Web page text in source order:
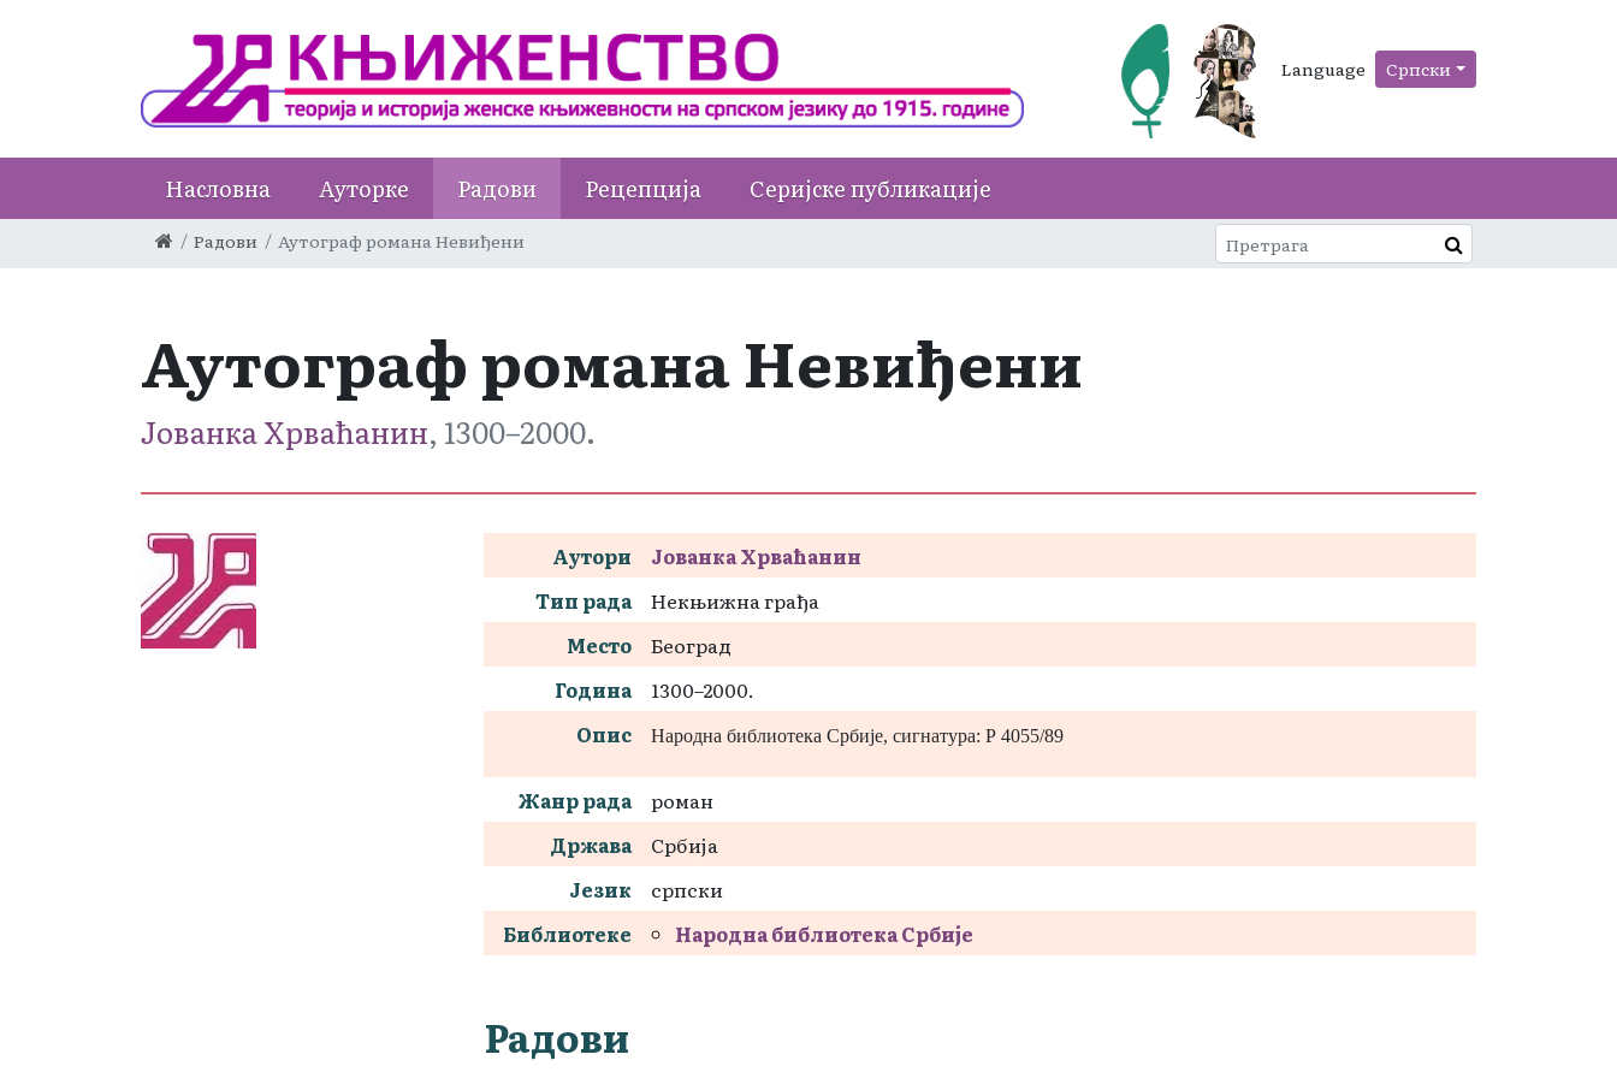
Language Српски
Насловна Ауторке Радови Рецепција Серијске публикације
Радови Аутограф романа Невиђени
Аутограф романа Невиђени
Јованка Хрваћанин, 1300–2000.
Аутори
Јованка Хрваћанин
Тип рада
Некњижна грађа
Место
Београд
Година
1300–2000.
Опис
Народна библиотека Србије, сигнатура: Р 4055/89
Жанр рада
роман
Држава
Србија
Језик
српски
Библиотеке
Народна библиотека Србије
Радови